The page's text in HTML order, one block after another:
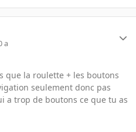
a
que la roulette + les boutons
seulement donc pas
a trop de boutons ce que tu as